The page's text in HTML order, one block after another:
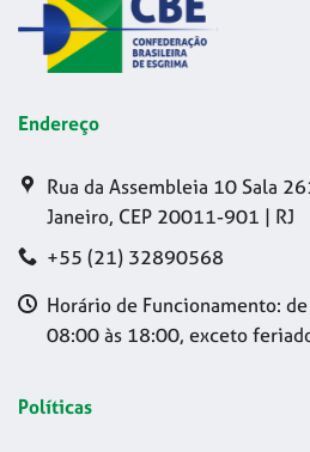
Endereço
Rua da Assembleia 10 Sala
Janeiro, CEP 20011-901 | RJ
+55 (21) 32890568
Horário de Funcionamento:
08:00 às 18:00, exceto
Políticas